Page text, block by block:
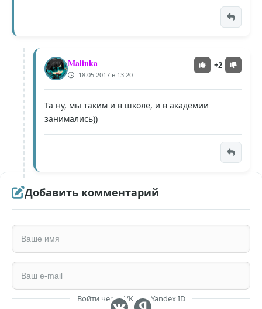
Malinka
18.05.2017 в 13:20
+2
Та ну, мы таким и в школе, и в академии
занимались))
Добавить комментарий
Войти через VK или Yandex ID